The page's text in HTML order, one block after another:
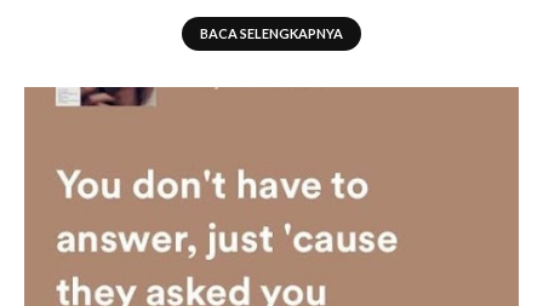
BACA SELENGKAPNYA